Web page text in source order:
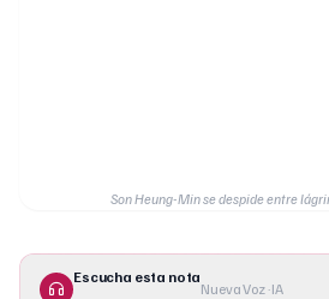
Son Heung-Min se despide entre
Escucha esta nota
Nueva Voz · IA